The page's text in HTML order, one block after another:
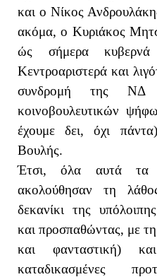
και ο Νίκος
ακόμα, ο Κυριάκος
ώς σήμερα κυβερνά
Κεντροαριστερά και
συνδρομή της ΝΔ
κοινοβουλευτικών
έχουμε δει, όχι
Βουλής.
Έτσι, όλα αυτά
ακολούθησαν τη
δεκανίκι της
και προσπαθώντας, με
και φανταστική)
καταδικασμένες